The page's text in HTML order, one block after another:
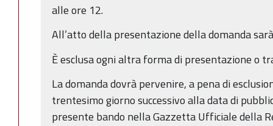
alle ore 12.
All’atto della presentazione della domanda
È esclusa ogni altra forma di presentazione o
La domanda dovrà pervenire, a pena di
trentesimo giorno successivo alla data di
presente bando nella Gazzetta Ufficiale della